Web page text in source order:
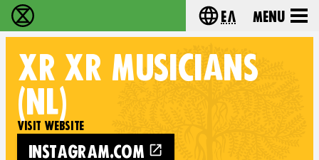
Extinction Rebellion - Home Choose your
Ελ Menu
XR XR MUSICIANS
(NL)
VISIT WEBSITE
INSTAGRAM.COM